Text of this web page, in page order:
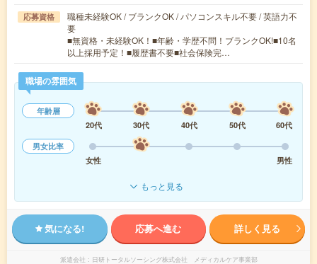
応募資格
職種未経験OK / ブランクOK / パソコンスキル不要 / 英語力不
要
■無資格・未経験OK！■年齢・学歴不問！ブランクOK!■10名
以上採用予定！■履歴書不要■社会保険完…
職場の雰囲気
年齢層
20代
30代 40代 50代
60代
男女比率
女性
男性
もっと見る
気になる! 応募へ進む 詳しく見る
派遣会社 日研トータルソーシング株式会社 メディカルケア事業部